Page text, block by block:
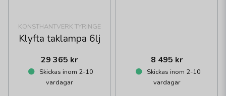
KONSTHANTVERK TYRINGE
Klyfta taklampa 6lj
29 365 kr
Skickas inom 2-10
vardagar
8 495 kr
Skickas inom 2-10
vardagar